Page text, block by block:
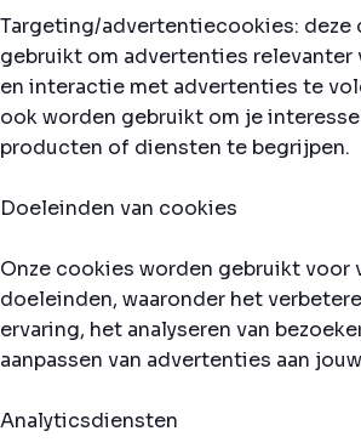
Targeting/advertentiecookies: deze
gebruikt om advertenties relevanter
en interactie met advertenties te
ook worden gebruikt om je
producten of diensten te begrijpen.
Doeleinden van cookies
Onze cookies worden gebruikt voor
doeleinden, waaronder het
ervaring, het analyseren van
aanpassen van advertenties aan
Analyticsdiensten